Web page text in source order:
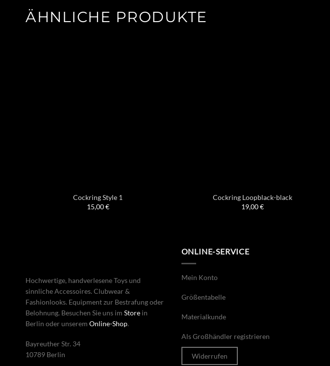
ÄHNLICHE PRODUKTE
Cockring Style 1
15,00€
Cockring Loopblack-black
19,00€
Hochwertige, handverlesene Toys und
sinnliche Accessoires. Clubwear &
Fashionlooks. Equipment zur Bestrafung oder
Belohnung. Besuchen Sie uns im Store in
Berlin oder unserem Online-Shop.
Bayreuther Str. 34
10789 Berlin
ONLINE-SERVICE
Mein Konto
Größentabelle
Materialkunde
Als Großhändler registrieren
Widerrufen